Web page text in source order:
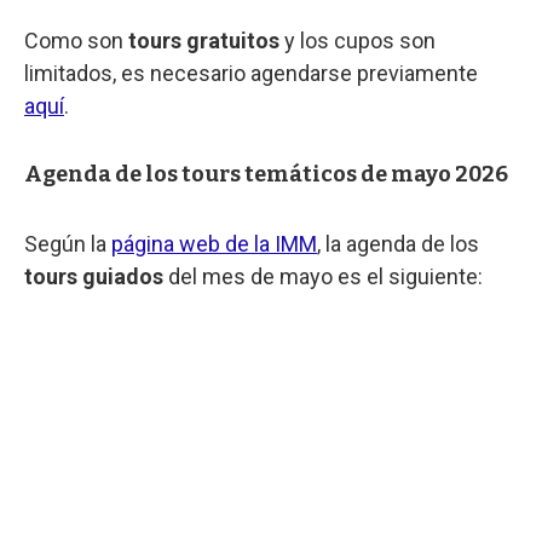
Como son tours gratuitosy los cupos son
limitados, es necesario agendarse previamente
aquí.
Agenda de los tours temáticos de mayo 2026
Según la página web de la IMM, la agenda de los
tours guiados del mes de mayo es el siguiente: